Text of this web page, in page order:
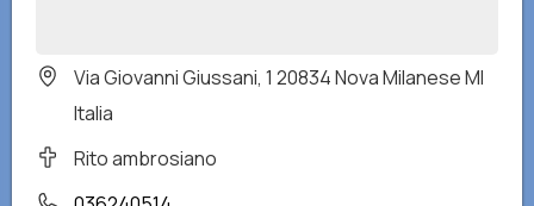
Via Giovanni Giussani, 1 20834 Nova Milanese MI
Italia
Rito ambrosiano